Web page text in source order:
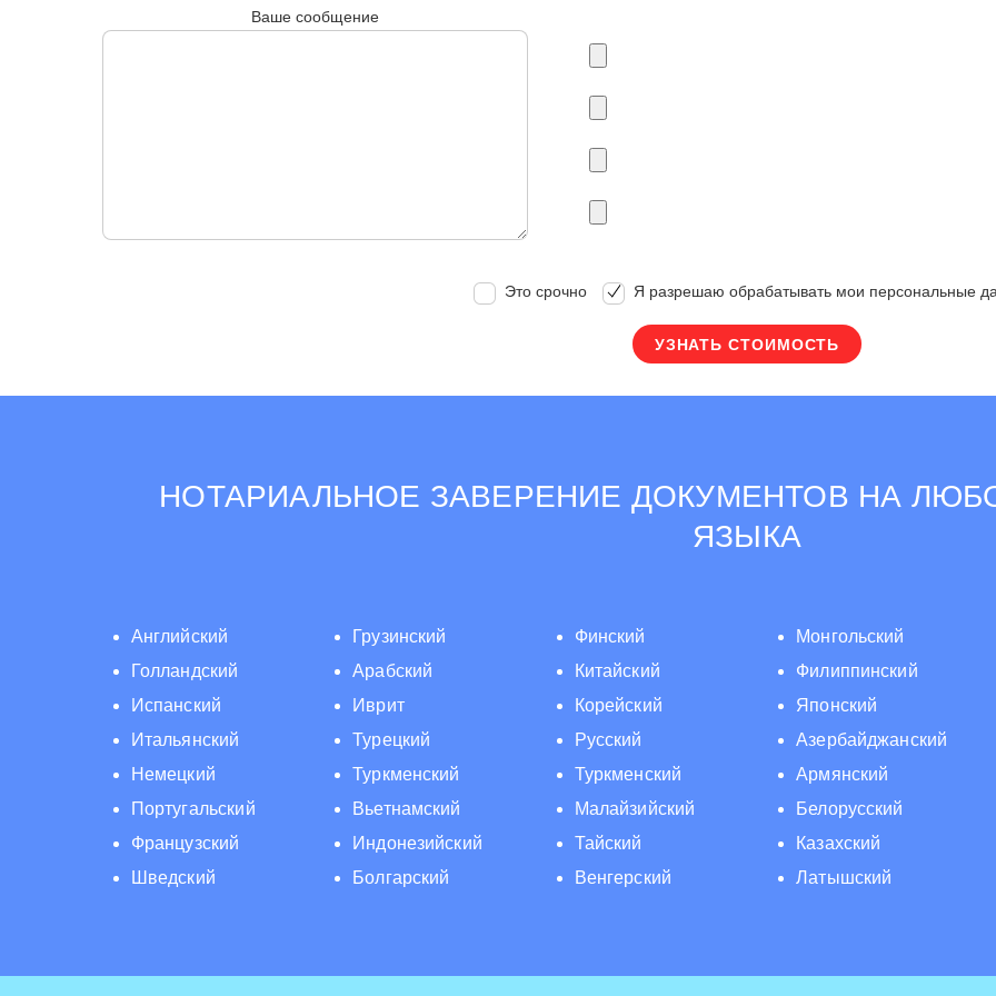
Ваше сообщение
Это срочно Я разрешаю обрабатывать мои персональные
НОТАРИАЛЬНОЕ ЗАВЕРЕНИЕ ДОКУМЕНТОВ НА
ЯЗЫКА
Английский
Голландский
Испанский
Итальянский
Немецкий
Португальский
Французский
Шведский
Грузинский
Арабский
Иврит
Турецкий
Туркменский
Вьетнамский
Индонезийский
Болгарский
Финский
Китайский
Корейский
Русский
Туркменский
Малайзийский
Тайский
Венгерский
Монгольский
Филиппинский
Японский
Азербайджанский
Армянский
Белорусский
Казахский
Латышский